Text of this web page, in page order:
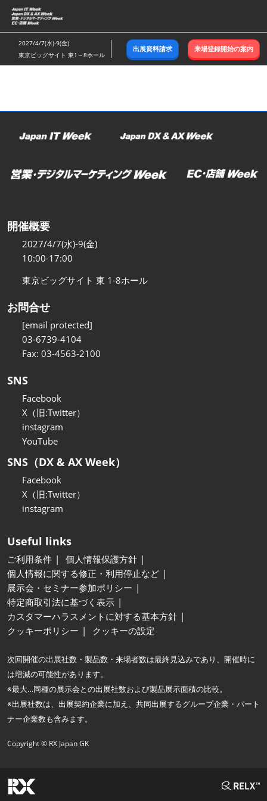
ス
キ
ッ
し
む
2027/4/7(水)-9(金)
東京ビッグサイト 東1～8ホール
出展資料請求 来場登録開始の案内
開催概要
2027/4/7(水)-9(金)
10:00-17:00
東京ビッグサイト 東 1-8ホール
お問合せ
[email protected]
03-6739-4104
Fax: 03-4563-2100
SNS
Facebook
X（旧:Twitter）
instagram
YouTube
SNS（DX & AX Week）
Facebook
X（旧:Twitter）
instagram
Useful links
ご利用条件
個人情報保護方針
個人情報に関する修正・利用停止など
展示会・セミナー参加ポリシー
特定商取引法に基づく表示
カスタマーハラスメントに対する基本方針
クッキーポリシー
クッキーの設定
次回開催の出展社数・製品数・来場者数は最終見込みであり、開催時に
は増減の可能性があります。
※最大…同種の展示会との出展社数および製品展示面積の比較。
※出展社数は、出展契約企業に加え、共同出展するグループ企業・パート
ナー企業数も含みます。
Copyright © RX Japan GK